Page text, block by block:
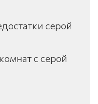
серой
с серой